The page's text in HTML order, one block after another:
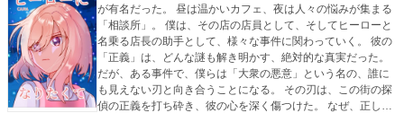
が有名だった。 昼は温かいカフェ、夜は人々の悩みが集まる
「相談所」。 僕は、その店の店員として、そしてヒーローと
名乗る店長の助手として、様々な事件に関わっていく。 彼の
「正義」は、どんな謎も解き明かす、絶対的な真実だった。
だが、ある事件で、僕らは「大衆の悪意」という名の、誰に
も見えない刃と向き合うことになる。 その刃は、この街の探
偵の正義を打ち砕き、彼の心を深く傷つけた。 なぜ、正しい